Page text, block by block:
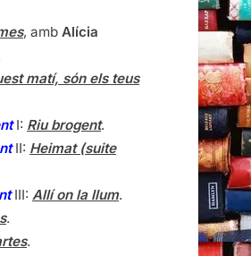
, amb Alícia
matí, són els teus
I: Riu brogent.
II: Heimat (suite
III: Allí on la llum.
.
.